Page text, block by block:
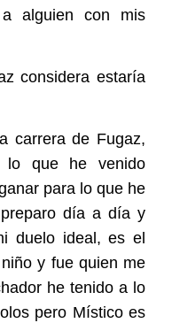
alguien con mis
considera estaría
carrera de Fugaz,
lo que he venido
para lo que he
día a día y
duelo ideal, es el
y fue quien me
he tenido a lo
pero Místico es